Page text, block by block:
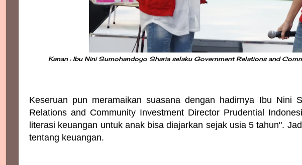
Kanan : Ibu Nini Sumohandoyo Sharia selaku Government Relations and
Keseruan pun meramaikan suasana dengan hadirnya Ibu Nini
Relations and Community Investment Director Prudential
literasi keuangan untuk anak bisa diajarkan sejak usia 5 tahun".
tentang keuangan.